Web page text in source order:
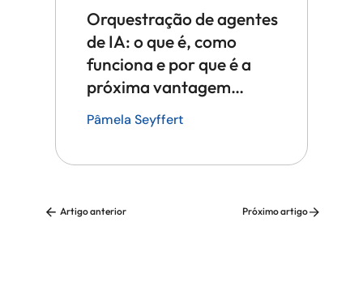
Orquestração de agentes
de IA: o que é, como
funciona e por que é a
próxima vantagem
competitiva em tecnologia
Pâmela Seyffert
Artigo anterior Próximo artigo